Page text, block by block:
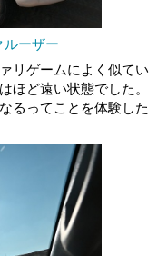
ルーザー
リゲームによく似てい
ほど遠い状態でした。
るってことを体験した